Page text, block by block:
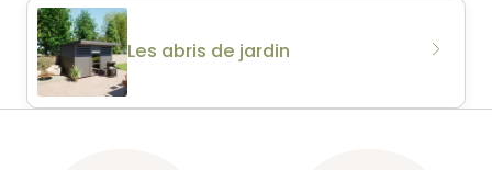
Les abris de jardin